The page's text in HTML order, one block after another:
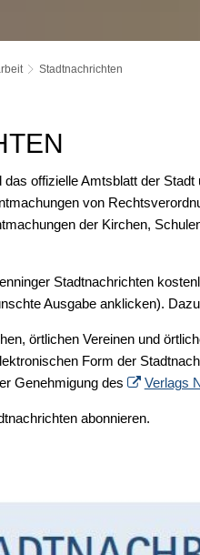
Stadtnachrichten
offizielle Amtsblatt der
von
der Kirchen,
Stadtnachrichten
Ausgabe anklicken).
örtlichen Vereinen und
Form der
Genehmigung des
Verlags
abonnieren.